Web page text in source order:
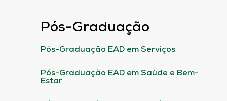
Pós-Graduação
Pós-Graduação EAD em Serviços
Pós-Graduação EAD em Saúde e Bem-
Estar